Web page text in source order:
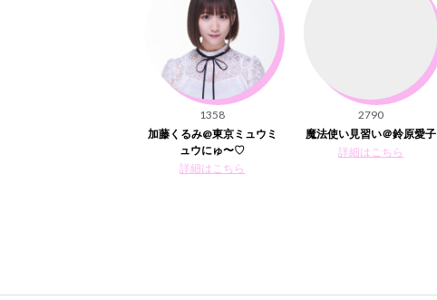
1358
加藤くるみ@東京ミュウミ
ュウにゅ〜♡
詳細はこちら
2790
魔法使い見習い＠鈴原愛子
詳細はこちら